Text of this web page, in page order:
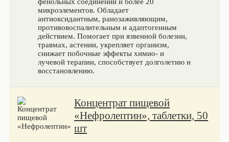
микроэлементов. Обладает
антиоксидантным, ранозаживляющим,
противовоспалительным и адаптогенным
действием. Помогает при язвенной болезни,
травмах, астении, укрепляет организм,
снижает побочные эффекты химио- и
лучевой терапии, способствует долголетию и
восстановлению.
Концентрат пищевой
«Нефролептин», таблетки, 50
шт